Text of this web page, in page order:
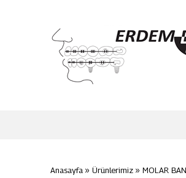
Anasayfa » Ürünlerimiz » MOLAR